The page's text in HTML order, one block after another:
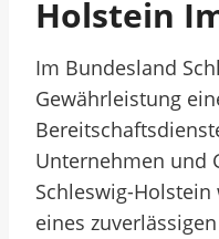
Holstein
Im Bundesland
Gewährleistung
Unternehmen und
Schleswig-
eines